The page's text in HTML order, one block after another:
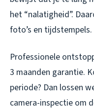
het “nalatigheid”.
foto’s en tijdstempels.
Professionele
3 maanden garantie.
periode? Dan lossen
camera-inspectie om